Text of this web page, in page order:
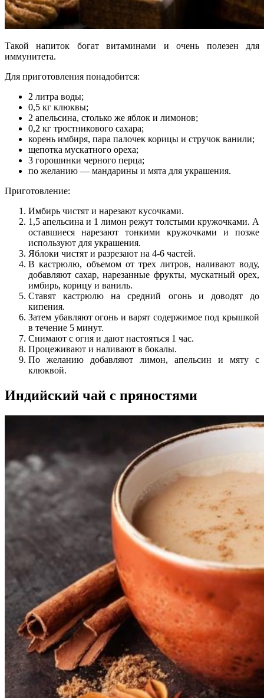
Такой напиток богат витаминами и очень полезен для
иммунитета.
Для приготовления понадобится:
2 литра воды;
0,5 кг клюквы;
2 апельсина, столько же яблок и лимонов;
0,2 кг тростникового сахара;
корень имбиря, пара палочек корицы и стручок ванили;
щепотка мускатного ореха;
3 горошинки черного перца;
по желанию — мандарины и мята для украшения.
Приготовление:
Имбирь чистят и нарезают кусочками.
1,5 апельсина и 1 лимон режут толстыми кружочками. А
оставшиеся нарезают тонкими кружочками и позже
используют для украшения.
Яблоки чистят и разрезают на 4-6 частей.
В кастрюлю, объемом от трех литров, наливают воду,
добавляют сахар, нарезанные фрукты, мускатный орех,
имбирь, корицу и ваниль.
Ставят кастрюлю на средний огонь и доводят до
кипения.
Затем убавляют огонь и варят содержимое под крышкой
в течение 5 минут.
Снимают с огня и дают настояться 1 час.
Процеживают и наливают в бокалы.
По желанию добавляют лимон, апельсин и мяту с
клюквой.
Индийский чай с пряностями